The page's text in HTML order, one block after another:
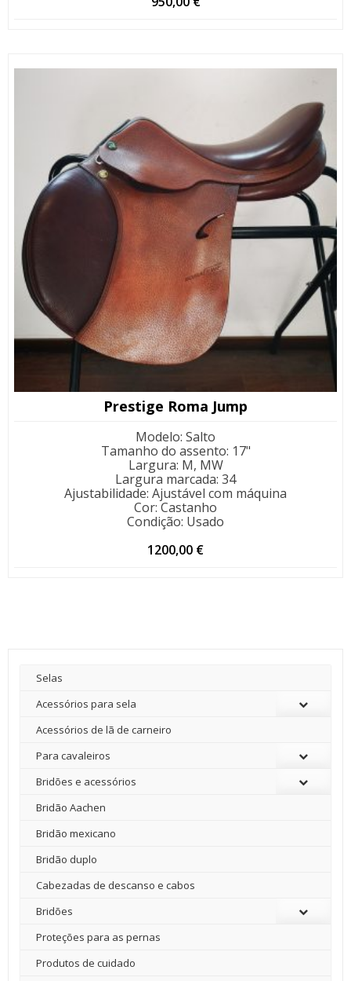
Prestige Roma Jump
Modelo: Salto
Tamanho do assento: 17"
Largura: M, MW
Largura marcada: 34
Ajustabilidade: Ajustável com máquina
Cor: Castanho
Condição: Usado
1200,00 €
Selas
Acessórios para sela
Acessórios de lã de carneiro
Para cavaleiros
Bridões e acessórios
Bridão Aachen
Bridão mexicano
Bridão duplo
Cabezadas de descanso e cabos
Bridões
Proteções para as pernas
Produtos de cuidado